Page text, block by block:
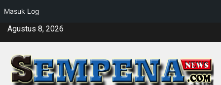
Masuk Log
SkipAgustus 8, 2026